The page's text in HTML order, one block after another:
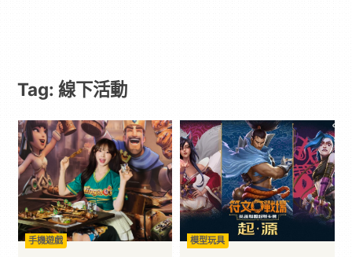
戲
｜
動
漫
Tag: 線下活動
手機遊戲 模型玩具